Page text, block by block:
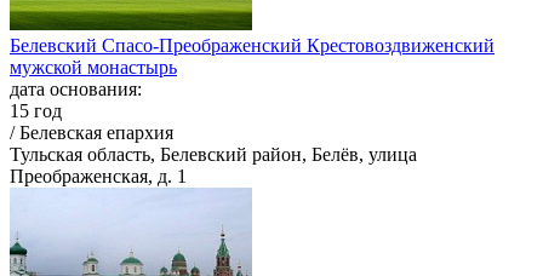
Белевский Спасо-Преображенский Крестовоздвиженский
мужской монастырь
дата основания:
15 год
/ Белевская епархия
Тульская область, Белевский район, Белёв, улица
Преображенская, д. 1